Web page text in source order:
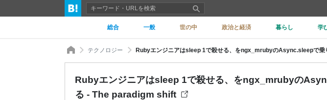
総合 一般 世の中 政治と経済 暮らし 学
テクノロジー Rubyエンジニアはsleep 1で殺せる、をngx_mrubyのAsync.sleepで
Rubyエンジニアはsleep 1で殺せる、をngx_mrubyの
る - The paradigm shift